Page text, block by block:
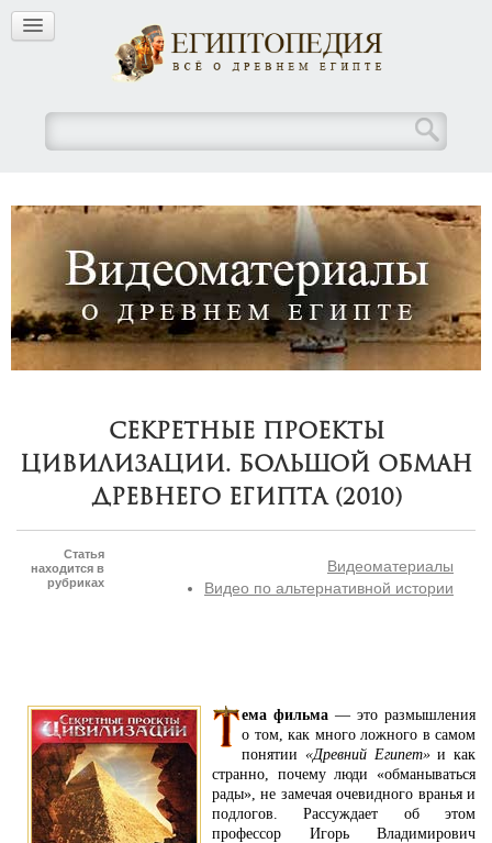
Секретные проекты
цивилизации. Большой обман
Древнего Египта (2010)
Статья
находится в
рубриках
Видеоматериалы
Видео по альтернативной истории
ема фильма — это размышления
о том, как много ложного в самом
понятии «Древний Египет»и как
странно, почему люди «обманываться
рады», не замечая очевидного вранья и
подлогов. Рассуждает об этом
профессор Игорь Владимирович